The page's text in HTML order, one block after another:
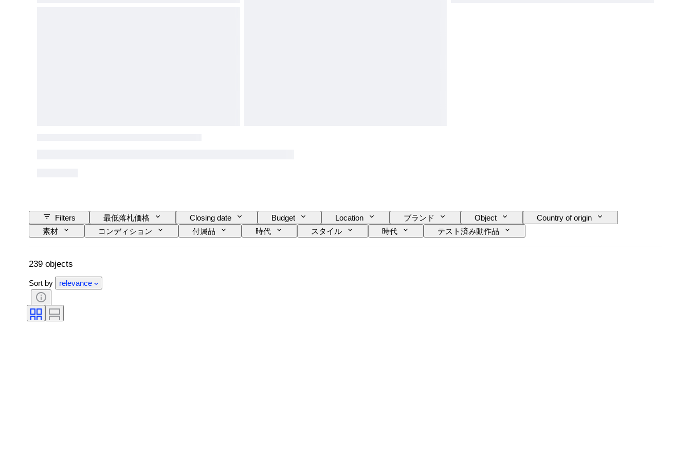
Filters 最低落札価格 Closing date Budget Location ブランド Object
Country of origin
素材
コンディション 付属品 時代 スタイル 時代 テスト済み動作品
239 objects
Sort by relevance